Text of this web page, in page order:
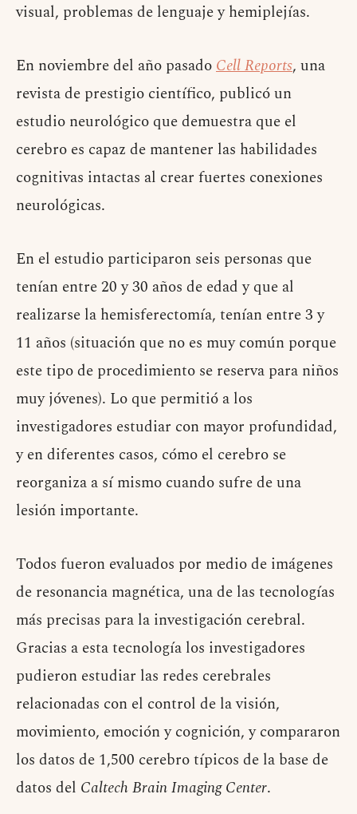
visual, problemas de lenguaje y hemiplejías.
En noviembre del año pasadoCell Reports, una
revista de prestigio científico, publicó un
estudio neurológico que demuestra que el
cerebro es capaz de mantener las habilidades
cognitivas intactas al crear fuertes conexiones
neurológicas.
En el estudio participaron seis personas que
tenían entre 20 y 30 años de edad y que al
realizarse la hemisferectomía, tenían entre 3 y
11 años (situación que no es muy común porque
este tipo de procedimiento se reserva para niños
muy jóvenes). Lo que permitió a los
investigadores estudiar con mayor profundidad,
y en diferentes casos, cómo el cerebro se
reorganiza a sí mismo cuando sufre de una
lesión importante.
Todos fueron evaluados por medio de imágenes
de resonancia magnética, una de las tecnologías
más precisas para la investigación cerebral.
Gracias a esta tecnología los investigadores
pudieron estudiar las redes cerebrales
relacionadas con el control de la visión,
movimiento, emoción y cognición, y compararon
los datos de 1,500 cerebro típicos de la base de
datos del Caltech Brain Imaging Center.